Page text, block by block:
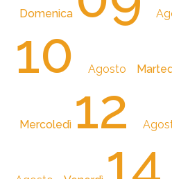
Domenica
10Agosto
Mercoledì 12